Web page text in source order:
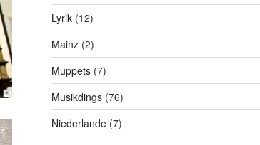
Lyrik(12)
Mainz(2)
Muppets(7)
Musikdings(76)
Niederlande(7)